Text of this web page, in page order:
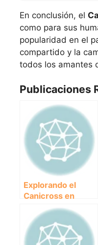
En conclusión, el
como para sus
popularidad en el
compartido y la
todos los amantes
Publicaciones
Explorando el
Canicross en
Francia: Una
aventura única
junto a tu perro